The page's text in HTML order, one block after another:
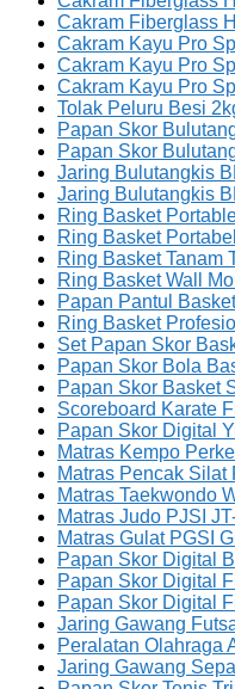
Cakram Fiberglass
Cakram Kayu Pro
Cakram Kayu Pro
Cakram Kayu Pro
Tolak Peluru Besi
Papan Skor
Papan Skor
Jaring Bulutangkis
Jaring Bulutangkis
Ring Basket
Ring Basket
Ring Basket Tanam
Ring Basket Wall
Papan Pantul
Ring Basket
Set Papan Skor
Papan Skor Bola
Papan Skor Basket
Scoreboard Karate
Papan Skor Digital
Matras Kempo
Matras Pencak Silat
Matras Taekwondo
Matras Judo PJSI
Matras Gulat PGSI
Papan Skor Digital
Papan Skor Digital
Papan Skor Digital
Jaring Gawang
Peralatan Olahraga
Jaring Gawang